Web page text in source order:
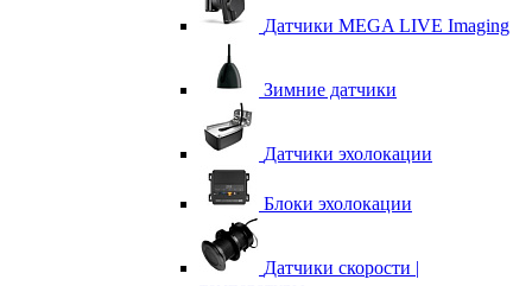
Датчики MEGA LIVE Imaging
Зимние датчики
Датчики эхолокации
Блоки эхолокации
Датчики скорости |